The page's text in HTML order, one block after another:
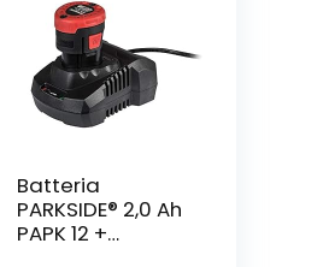
Batteria
PARKSIDE® 2,0 Ah
PAPK 12 +